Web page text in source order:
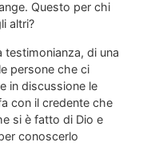
Questo per chi
altri?
testimonianza, di una
persone che ci
in discussione le
con il credente che
si è fatto di Dio e
conoscerlo